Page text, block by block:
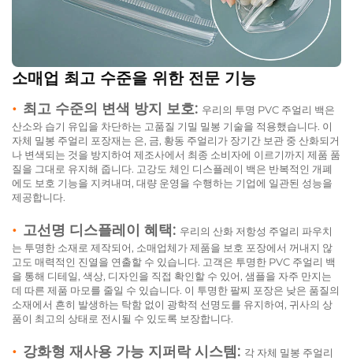
소매업 최고 수준을 위한 전문 기능
• 최고 수준의 변색 방지 보호: 우리의 투명 PVC 주얼리 백은
산소와 습기 유입을 차단하는 고품질 기밀 밀봉 기술을 적용했습니다. 이
자체 밀봉 주얼리 포장재는 은, 금, 황동 주얼리가 장기간 보관 중 산화되거
나 변색되는 것을 방지하여 제조사에서 최종 소비자에 이르기까지 제품 품
질을 그대로 유지해 줍니다. 고강도 체인 디스플레이 백은 반복적인 개폐
에도 보호 기능을 지켜내며, 대량 운영을 수행하는 기업에 일관된 성능을
제공합니다.
• 고선명 디스플레이 혜택: 우리의 산화 저항성 주얼리 파우치
는 투명한 소재로 제작되어, 소매업체가 제품을 보호 포장에서 꺼내지 않
고도 매력적인 진열을 연출할 수 있습니다. 고객은 투명한 PVC 주얼리 백
을 통해 디테일, 색상, 디자인을 직접 확인할 수 있어, 샘플을 자주 만지는
데 따른 제품 마모를 줄일 수 있습니다. 이 투명한 팔찌 포장은 낮은 품질의
소재에서 흔히 발생하는 탁함 없이 광학적 선명도를 유지하여, 귀사의 상
품이 최고의 상태로 전시될 수 있도록 보장합니다.
• 강화형 재사용 가능 지퍼락 시스템: 각 자체 밀봉 주얼리